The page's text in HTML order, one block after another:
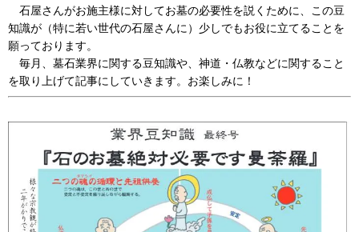
石屋さんがお施主様に対してお墓の必要性を説くために、この豆
知識が（特に若い世代の石屋さんに）少しでもお役に立てることを
願っております。
毎月、墓石業界に関する豆知識や、神道・仏教などに関すること
を取り上げて記事にしていきます。お楽しみに！